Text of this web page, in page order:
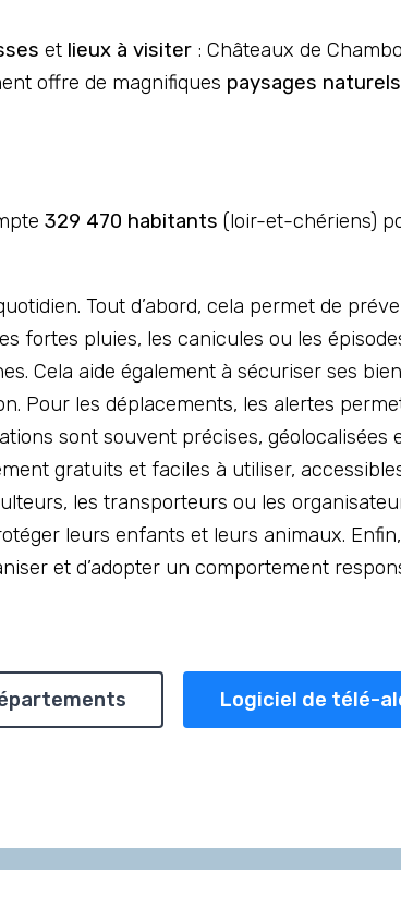
et lieux à visiter : Châteaux de
offre de magnifiques paysages
329 470 habitants (loir-et-chériens)
Tout d’abord, cela permet de
fortes pluies, les canicules ou les
Cela aide également à sécuriser ses
Pour les déplacements, les alertes
sont souvent précises, géolocalisées
gratuits et faciles à utiliser,
les transporteurs ou les
leurs enfants et leurs animaux.
et d’adopter un comportement
Logiciel de télé-